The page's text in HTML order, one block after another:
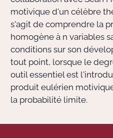
motivique d'un célèbre
s'agit de comprendre la
homogène à n variables
conditions sur son
tout point, lorsque le
outil essentiel est
produit eulérien
la probabilité limite.